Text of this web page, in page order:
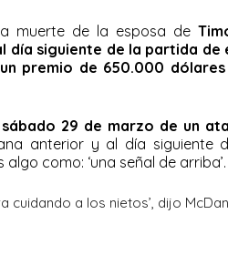
muerte de la esposa de
día siguiente de la partida de
premio de 650.000 dólares
29 de marzo de un
anterior y al día siguiente
como: ‘una señal de arriba’.
cuidando a los nietos’, dijo